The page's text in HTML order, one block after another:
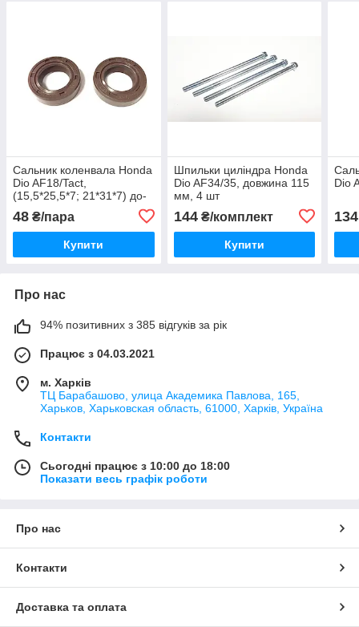
Сальник коленвала Honda
Dio AF18/Tact,
(15,5*25,5*7; 21*31*7) до-
48 ₴/пара
Купити
Шпильки циліндра Honda
Dio AF34/35, довжина 115
мм, 4 шт
144₴/комплект
Купити
Dio
134
Про нас
94% позитивних з 385 відгуків за рік
Працює з 04.03.2021
м. Харків
ТЦ Барабашово, улица Академика Павлова, 165,
Харьков, Харьковская область, 61000, Харків, Україна
Контакти
Сьогодні працює з 10:00 до 18:00
Показати весь графік роботи
Про нас
Контакти
Доставка та оплата